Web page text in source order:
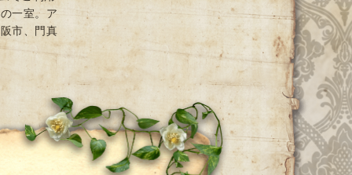
一室。ア
市、門真